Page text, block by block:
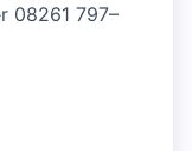
08261 797–